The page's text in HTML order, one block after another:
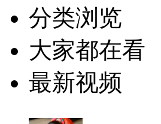
分类浏览
大家都在看
最新视频